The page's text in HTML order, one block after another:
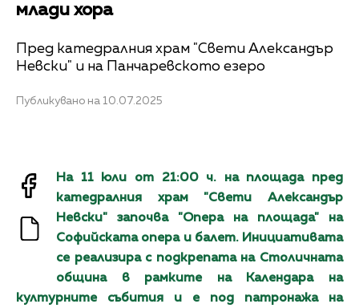
млади хора
Пред катедралния храм "Свети Александър
Невски" и на Панчаревското езеро
Публикувано на 10.07.2025
На 11 юли от 21:00 ч. на площада пред
катедралния храм "Свети Александър
Невски" започва "Опера на площада" на
Софийската опера и балет. Инициативата
се реализира с подкрепата на Столичната
община в рамките на Календара на
културните събития и е под патронажа на